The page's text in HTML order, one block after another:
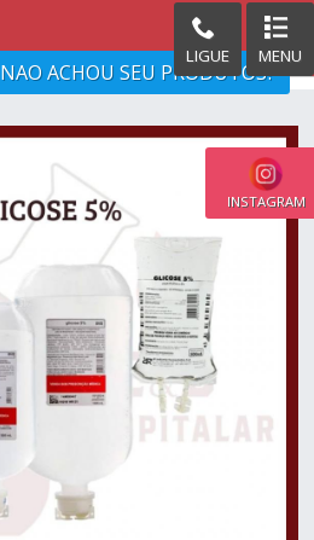
INSTAGRAM
NAO ACHOU SEU PRODUTOS?
LIGUE MENU